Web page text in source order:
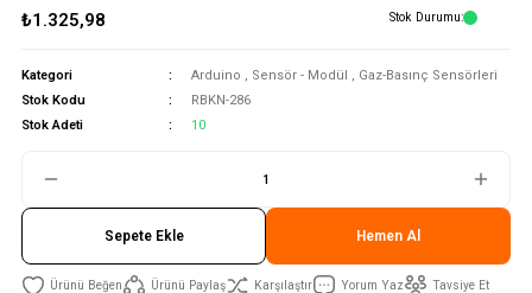
₺1.325,98 Stok Durumu
Kategori Arduino , Sensör - Modül , Gaz-Basınç Sensörleri
Stok Kodu
RBKN-286
Stok Adeti
10
Sepete Ekle Hemen Al
Ürünü Paylaş Karşılaştır Yorum Yaz Tavsiye Et